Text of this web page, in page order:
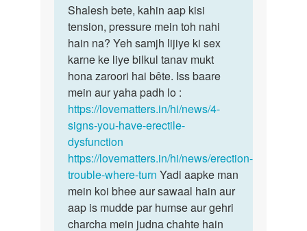
to
Mera
long
kaddaa
nahi
ho…
by
Shalesh
Shalesh
bete,
kahin
aap
kisi…
Shalesh bete, kahin aap kisi
tension, pressure mein toh nahi
hain na? Yeh samjh lijiye ki sex
karne ke liye bilkul tanav mukt
hona zaroori hai bête. Iss baare
mein aur yaha padh lo :
https://lovematters.in/hi/news/4-
signs-you-have-erectile-
dysfunction
https://lovematters.in/hi/news/erection-
trouble-where-turn Yadi aapke man
mein koi bhee aur sawaal hain aur
aap is mudde par humse aur gehri
charcha mein judna chahte hain